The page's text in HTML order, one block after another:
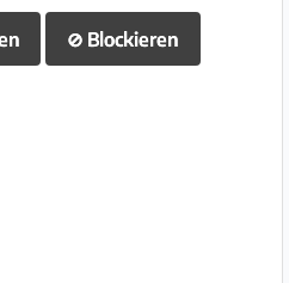
⊘ Blockieren